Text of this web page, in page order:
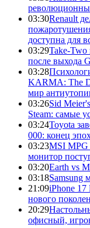
03:30Renault
доступна для
03:29Take-Two
после выхода
03:28
KARMA: The
мир
03:26Sid
Steam: самые
03:24Toyota
000: конец
03:23MSI
монитор
03:20Earth vs
03:18Samsung
21:09iPhone
нового
20:29
офисный,